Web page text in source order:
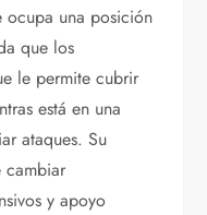
ocupa una posición
que los
le permite cubrir
está en una
ataques. Su
cambiar
y apoyo